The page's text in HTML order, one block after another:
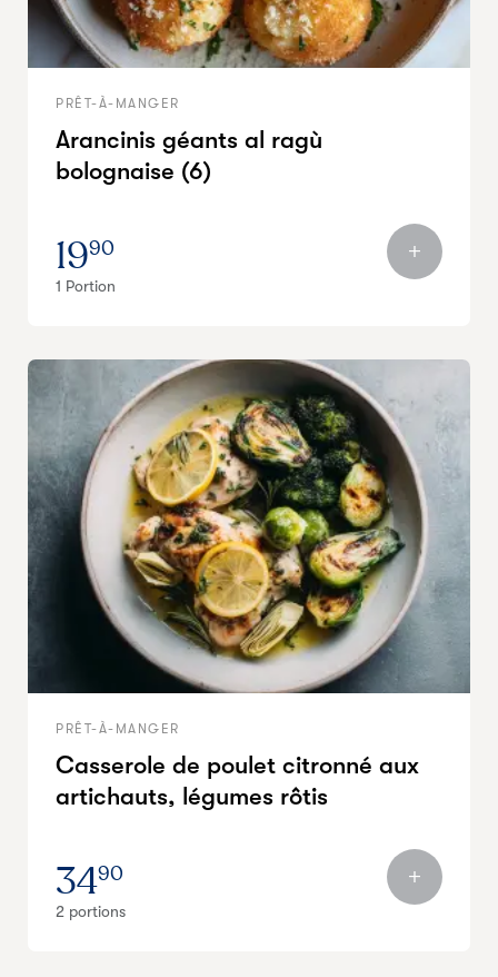
PRÊT-À-MANGER
Arancinis géants al ragù
bolognaise (6)
1990
1 Portion
PRÊT-À-MANGER
Casserole de poulet citronné aux
artichauts, légumes rôtis
3490
2 portions